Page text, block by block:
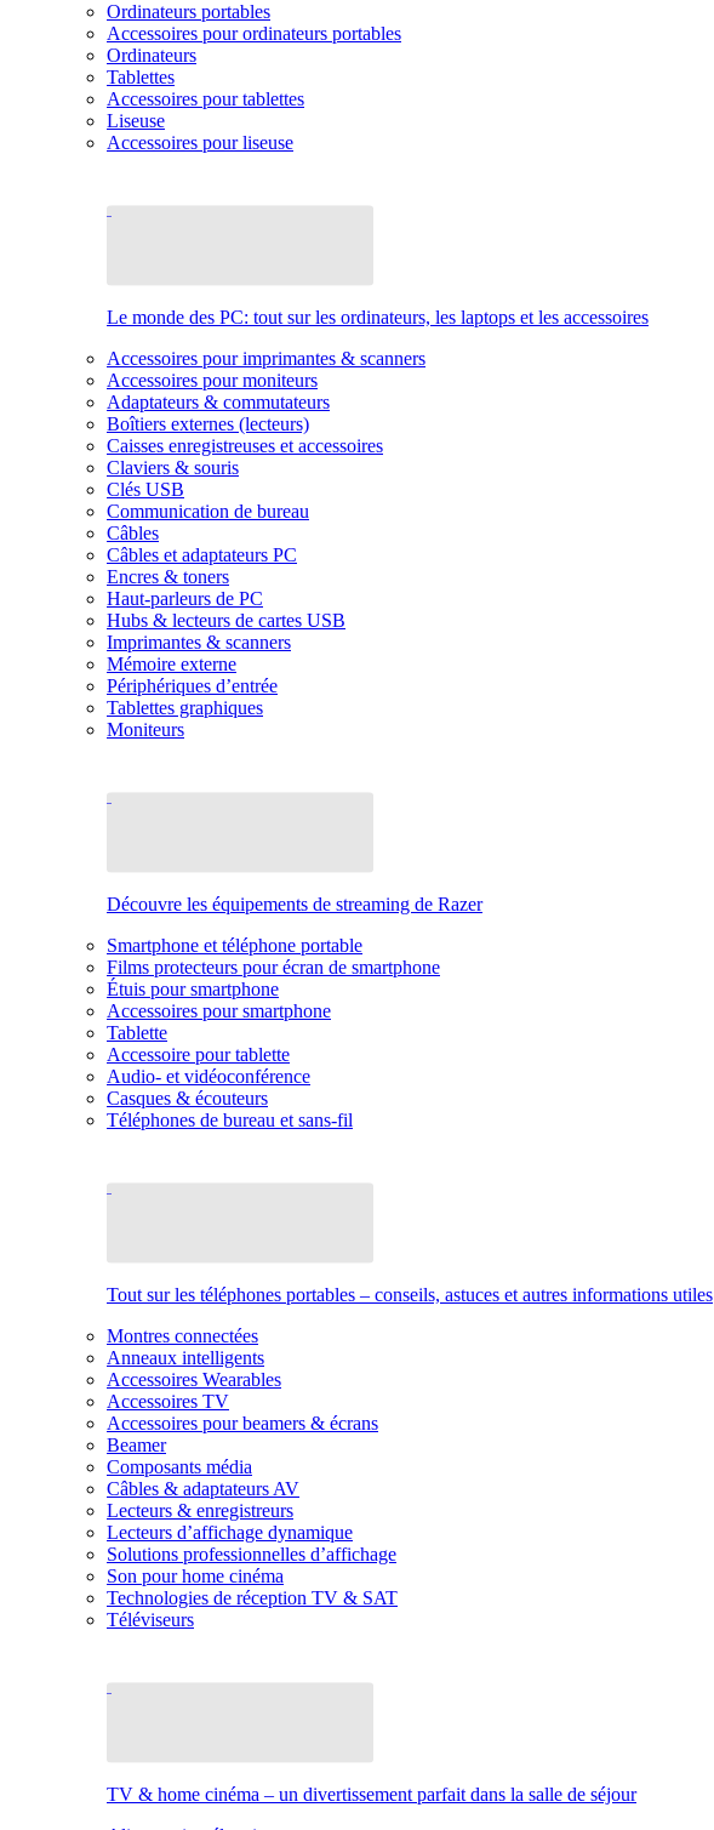
Ordinateurs portables
Accessoires pour ordinateurs portables
Ordinateurs
Tablettes
Accessoires pour tablettes
Liseuse
Accessoires pour liseuse
Le monde des PC: tout sur les ordinateurs, les laptops et les accessoires
Accessoires pour imprimantes & scanners
Accessoires pour moniteurs
Adaptateurs & commutateurs
Boîtiers externes (lecteurs)
Caisses enregistreuses et accessoires
Claviers & souris
Clés USB
Communication de bureau
Câbles
Câbles et adaptateurs PC
Encres & toners
Haut-parleurs de PC
Hubs & lecteurs de cartes USB
Imprimantes & scanners
Mémoire externe
Périphériques d’entrée
Tablettes graphiques
Moniteurs
Découvre les équipements de streaming de Razer
Smartphone et téléphone portable
Films protecteurs pour écran de smartphone
Étuis pour smartphone
Accessoires pour smartphone
Tablette
Accessoire pour tablette
Audio- et vidéoconférence
Casques & écouteurs
Téléphones de bureau et sans-fil
Tout sur les téléphones portables – conseils, astuces et autres informations utiles
Montres connectées
Anneaux intelligents
Accessoires Wearables
Accessoires TV
Accessoires pour beamers & écrans
Beamer
Composants média
Câbles & adaptateurs AV
Lecteurs & enregistreurs
Lecteurs d’affichage dynamique
Solutions professionnelles d’affichage
Son pour home cinéma
Technologies de réception TV & SAT
Téléviseurs
TV & home cinéma – un divertissement parfait dans la salle de séjour